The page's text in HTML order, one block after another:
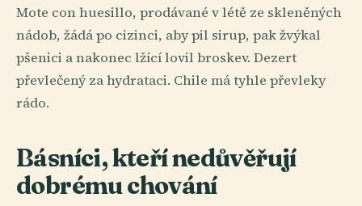
Mote con huesillo, prodávané v létě ze skleněných
nádob, žádá po cizinci, aby pil sirup, pak žvýkal
pšenici a nakonec lžící lovil broskev. Dezert
převlečený za hydrataci. Chile má tyhle převleky
rádo.
Básníci, kteří nedůvěřují
dobrému chování